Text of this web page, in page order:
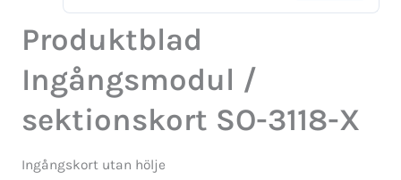
Produktblad
Ingångsmodul /
sektionskort SO-3118-X
Ingångskort utan hölje